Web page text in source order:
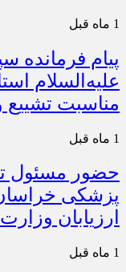
1 ماه قبل
پیام فرمانده
علیه‌السلام
مناسبت تشییع
1 ماه قبل
حضور مسئول
پزشکی
ارزیابان
1 ماه قبل